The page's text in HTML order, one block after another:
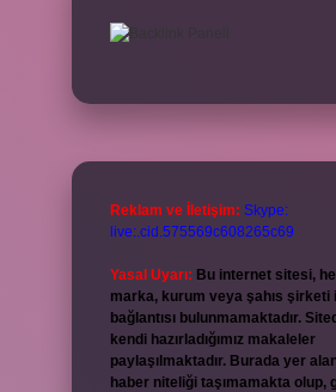
Reklam ve İletişim: Skype:
live:.cid.575569c608265c69
Yasal Uyarı: Bu internet sitesi,
marka, kurum veya şahıs şirketi
bağlantısı bulunmamaktadır.
kendi hazırladığımız makaleler
paylaşılmaktadır. Burada yer
haber niteliği taşımamakta olup,